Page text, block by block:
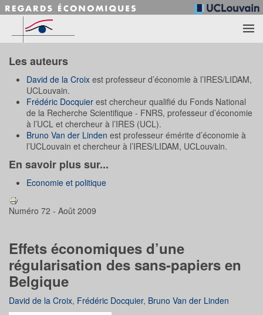
Accéder au contenu principal
Les auteurs
David de la Croix est professeur d’économie à l’IRES/LIDAM,
UCLouvain.
Frédéric Docquier est chercheur qualifié du Fonds National
de la Recherche Scientifique - FNRS, professeur d’économie
à l’UCL et chercheur à l’IRES (UCL).
Bruno Van der Linden est professeur émérite d’économie à
l’UCLouvain et chercheur à l’IRES/LIDAM, UCLouvain.
En savoir plus sur...
Economie et politique
Numéro 72 - Août 2009
Effets économiques d’une
régularisation des sans-papiers en
Belgique
David de la Croix, Frédéric Docquier, Bruno Van der Linden